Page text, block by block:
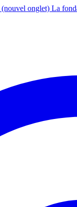
(nouvel onglet) La